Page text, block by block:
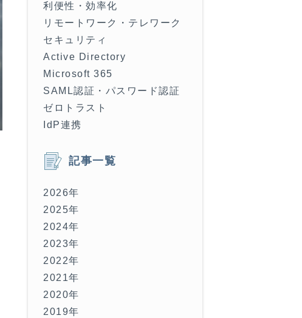
利便性・効率化
リモートワーク・テレワーク
セキュリティ
Active Directory
Microsoft 365
SAML認証・パスワード認証
ゼロトラスト
IdP連携
記事一覧
2026年
2025年
2024年
2023年
2022年
2021年
2020年
2019年